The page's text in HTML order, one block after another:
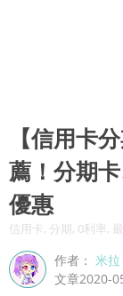
【信用卡
薦！分期
優惠
信用卡, 分期, 0利率,
作者：米拉
文章2020-